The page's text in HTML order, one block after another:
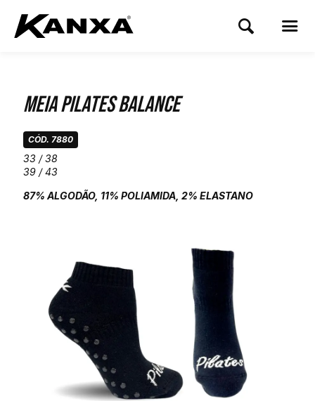
Meia Pilates Balance
CÓD. 7880
33 / 38
39 / 43
87% ALGODÃO, 11% POLIAMIDA, 2% ELASTANO